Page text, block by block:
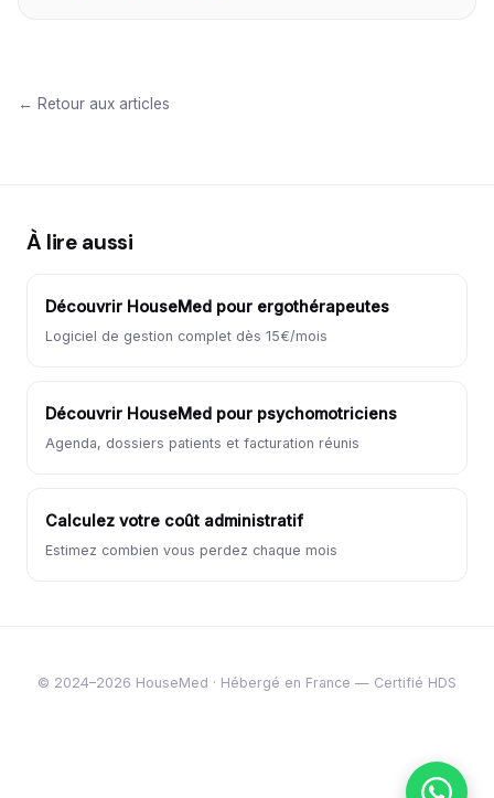
← Retour aux articles
À lire aussi
Découvrir HouseMed pour ergothérapeutes
Logiciel de gestion complet dès 15€/mois
Découvrir HouseMed pour psychomotriciens
Agenda, dossiers patients et facturation réunis
Calculez votre coût administratif
Estimez combien vous perdez chaque mois
© 2024–2026 HouseMed · Hébergé en France — Certifié HDS